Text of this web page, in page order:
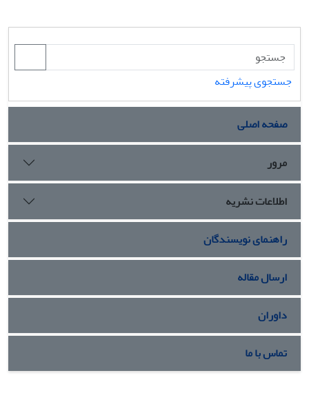
جستجوی پیشرفته
صفحه اصلی
مرور
اطلاعات نشریه
راهنمای نویسندگان
ارسال مقاله
داوران
تماس با ما